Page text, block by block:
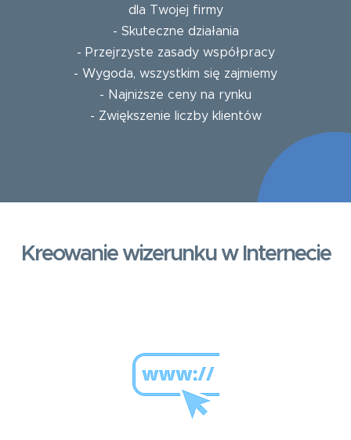
dla Twojej firmy
- Skuteczne działania
- Przejrzyste zasady współpracy
- Wygoda, wszystkim się zajmiemy
- Najniższe ceny na rynku
- Zwiększenie liczby klientów
Kreowanie wizerunku w Internecie